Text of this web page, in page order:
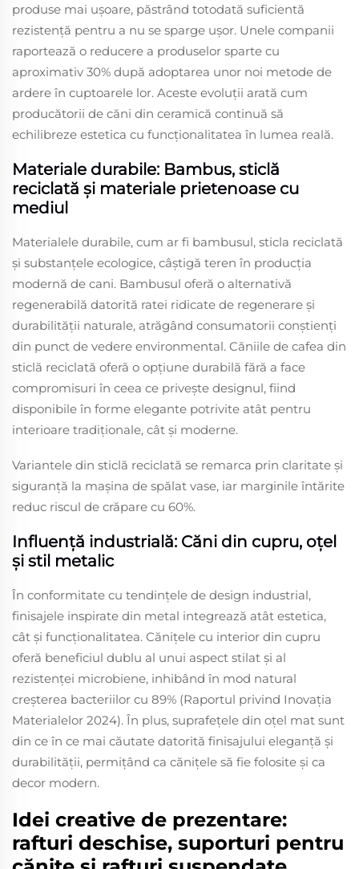
produse mai ușoare, păstrând totodată suficientă
rezistență pentru a nu se sparge ușor. Unele companii
raportează o reducere a produselor sparte cu
aproximativ 30% după adoptarea unor noi metode de
ardere în cuptoarele lor. Aceste evoluții arată cum
producătorii de căni din ceramică continuă să
echilibreze estetica cu funcționalitatea în lumea reală.
Materiale durabile: Bambus, sticlă
reciclată și materiale prietenoase cu
mediul
Materialele durabile, cum ar fi bambusul, sticla reciclată
și substanțele ecologice, câștigă teren în producția
modernă de cani. Bambusul oferă o alternativă
regenerabilă datorită ratei ridicate de regenerare și
durabilității naturale, atrăgând consumatorii conștienți
din punct de vedere environmental. Căniile de cafea din
sticlă reciclată oferă o opțiune durabilă fără a face
compromisuri în ceea ce privește designul, fiind
disponibile în forme elegante potrivite atât pentru
interioare tradiționale, cât și moderne.
Variantele din sticlă reciclată se remarca prin claritate și
siguranță la mașina de spălat vase, iar marginile întărite
reduc riscul de crăpare cu 60%.
Influență industrială: Căni din cupru, oțel
și stil metalic
În conformitate cu tendințele de design industrial,
finisajele inspirate din metal integrează atât estetica,
cât și funcționalitatea. Cănițele cu interior din cupru
oferă beneficiul dublu al unui aspect stilat și al
rezistenței microbiene, inhibând în mod natural
creșterea bacteriilor cu 89% (Raportul privind Inovația
Materialelor 2024). În plus, suprafețele din oțel mat sunt
din ce în ce mai căutate datorită finisajului eleganță și
durabilității, permițând ca cănițele să fie folosite și ca
decor modern.
Idei creative de prezentare:
rafturi deschise, suporturi pentru